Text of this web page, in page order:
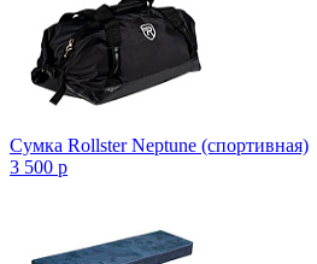
Сумка Rollster Neptune (спортивная)
3 500 p